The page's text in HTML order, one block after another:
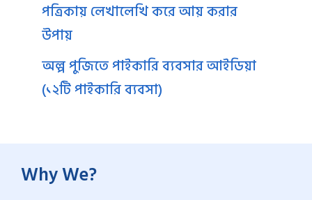
পত্রিকায় লেখালেখি করে আয় করার
উপায়
অল্প পুজিতে পাইকারি ব্যবসার আইডিয়া
(১২টি পাইকারি ব্যবসা)
Why We?